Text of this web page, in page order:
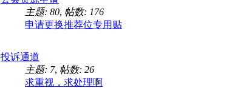
主题: 80, 帖数: 176
申请更换推荐位专用贴
投诉通道
主题: 7, 帖数: 26
求重视，求处理啊